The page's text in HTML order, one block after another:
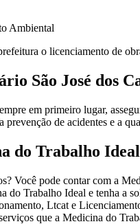
o licenciamento de
São José dos
em primeiro lugar,
de acidentes e a
do Trabalho
Você pode contar com a
Trabalho Ideal e tenha a
Ltcat e
que a Medicina do